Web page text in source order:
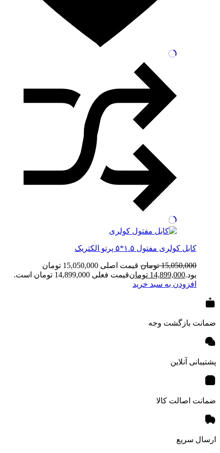
کابل کولری مفتول ۱.۵*۵ پرتو الکتریک
15,050,000 تومان
قیمت اصلی 15,050,000 تومان
بود.14,899,000 تومانقیمت فعلی 14,899,000 تومان است.
افزودن به سبد خرید
ضمانت بازگشت وجه
پشتیبانی آنلاین
ضمانت اصالت کالا
ارسال سریع